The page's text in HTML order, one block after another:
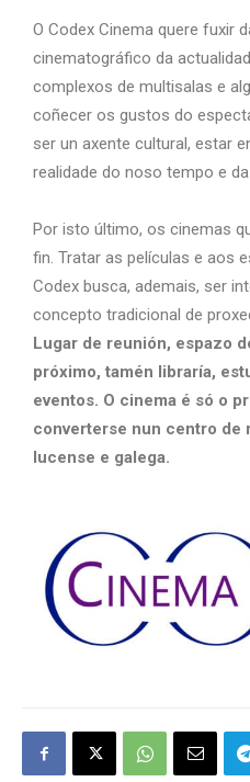
O Codex Cinema quere fuxir
cinematográfico da
complexos de multisalas e
coñecer os gustos do
ser un axente cultural, estar
realidade do noso tempo e
Por isto último, os cinemas
fin. Tratar as películas e aos
Codex busca, ademais, ser
concepto tradicional de
Lugar de reunión, espazo
próximo, tamén libraría,
eventos. O cinema é só o
converterse nun centro de
lucense e galega.